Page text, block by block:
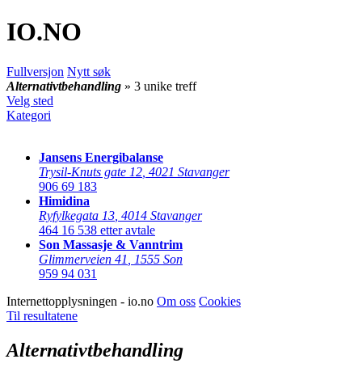
IO.NO
Fullversjon Nytt søk
Alternativtbehandling » 3 unike treff
Velg sted
Kategori
Jansens Energibalanse
Trysil-Knuts gate 12 4021 Stavanger
906 69 183
Himidina
Ryfylkegata 13 4014 Stavanger
464 16 538 etter avtale
Son Massasje & Vanntrim
Glimmerveien 41
1555 Son
959 94 031
Internettopplysningen - io.no Om oss Cookies
Til resultatene
Alternativtbehandling